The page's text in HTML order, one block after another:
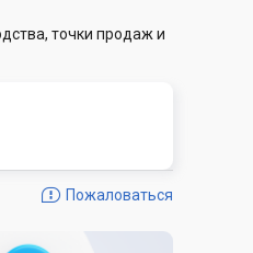
точки продаж и
Пожаловаться